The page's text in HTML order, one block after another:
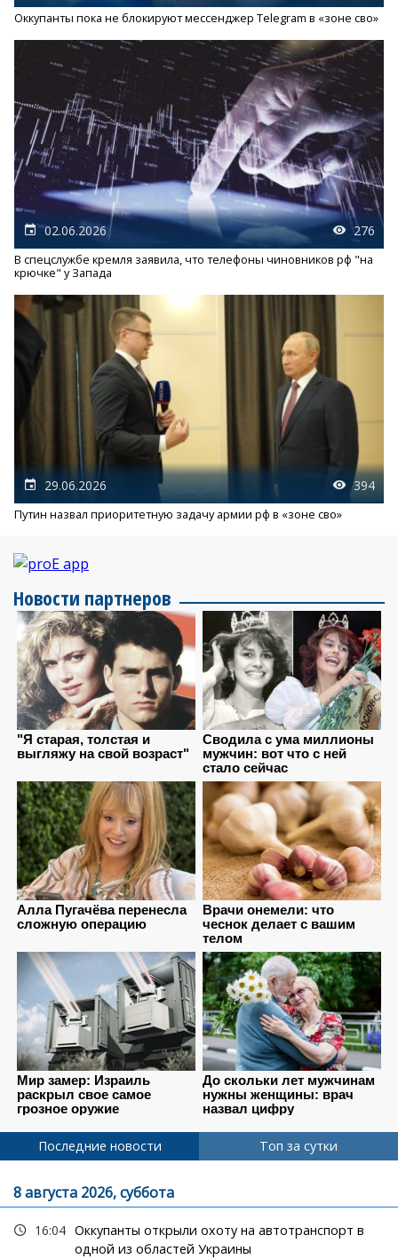
Оккупанты пока не блокируют мессенджер Telegram в «зоне сво»
02.06.2026 276
В спецслужбе кремля заявила, что телефоны чиновников рф "на
крючке" у Запада
29.06.2026 394
Путин назвал приоритетную задачу армии рф в «зоне сво»
Новости партнеров
Последние новости Топ за сутки
8 августа 2026, суббота
16:04 Оккупанты открыли охоту на автотранспорт в
одной из областей Украины